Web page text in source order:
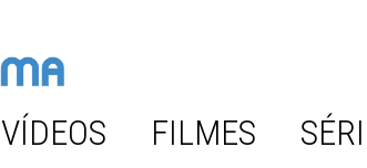
VÍDEOS FILMES